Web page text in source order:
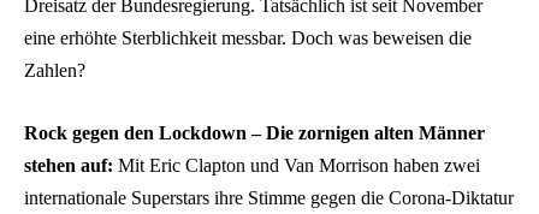
Dreisatz der Bundesregierung. Tatsächlich ist seit November
eine erhöhte Sterblichkeit messbar. Doch was beweisen die
Zahlen?
Rock gegen den Lockdown – Die zornigen alten Männer
stehen auf: Mit Eric Clapton und Van Morrison haben zwei
internationale Superstars ihre Stimme gegen die Corona-Diktatur